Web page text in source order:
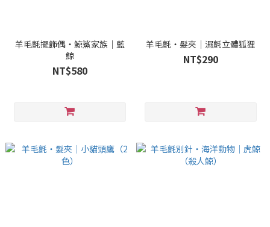
羊毛氈擺飾偶・鯨鯊家族｜藍
鯨
NT$580
羊毛氈・髮夾｜濕氈立體狐狸
NT$290